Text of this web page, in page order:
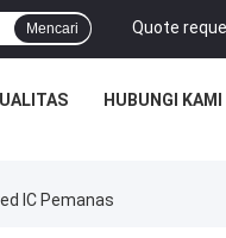
Quote
Mencari
HUBUNGI KAMI
IC Pemanas